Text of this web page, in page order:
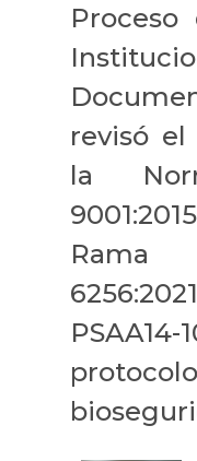
Proceso
revisó
la
Rama